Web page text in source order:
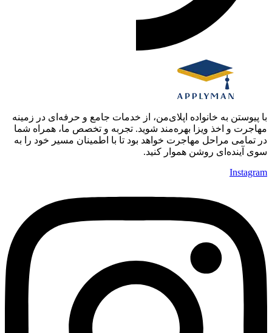
با پیوستن به خانواده اپلای‌من، از خدمات جامع و حرفه‌ای در زمینه
مهاجرت و اخذ ویزا بهره‌مند شوید. تجربه و تخصص ما، همراه شما
در تمامی مراحل مهاجرت خواهد بود تا با اطمینان مسیر خود را به
سوی آینده‌ای روشن هموار کنید.
Instagram